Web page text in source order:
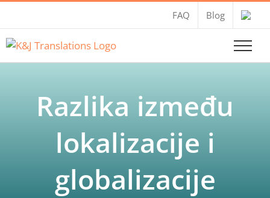
content
FAQ Blog
Razlika između
lokalizacije i
globalizacije